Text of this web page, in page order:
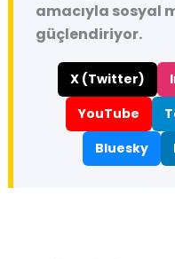
amacıyla sosyal
güçlendiriyor.
X (Twitter)
YouTube
Bluesky